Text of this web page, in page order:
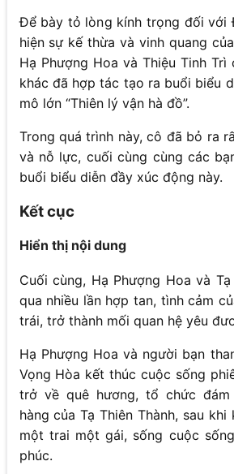
Để bày tỏ lòng kính trọng đối với
hiện sự kế thừa và vinh quang
Hạ Phượng Hoa và Thiệu Tinh Trì
khác đã hợp tác tạo ra buổi biểu
mô lớn “Thiên lý vận hà đồ”.
Trong quá trình này, cô đã bỏ ra
và nỗ lực, cuối cùng cùng các
buổi biểu diễn đầy xúc động này.
Kết cục
Hiển thị nội dung
Cuối cùng, Hạ Phượng Hoa và
qua nhiều lần hợp tan, tình cảm
trái, trở thành mối quan hệ yêu
Hạ Phượng Hoa và người bạn
Vọng Hòa kết thúc cuộc sống
trở về quê hương, tổ chức
hàng của Tạ Thiên Thành, sau
một trai một gái, sống cuộc
phúc.